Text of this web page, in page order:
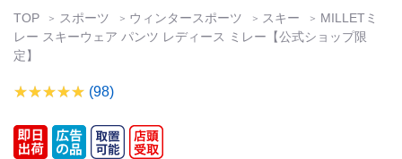
TOP スポーツ ウィンタースポーツ スキー
MILLETミ
レー スキーウェア パンツ レディース ミレー【公式ショップ限
定】
(98)